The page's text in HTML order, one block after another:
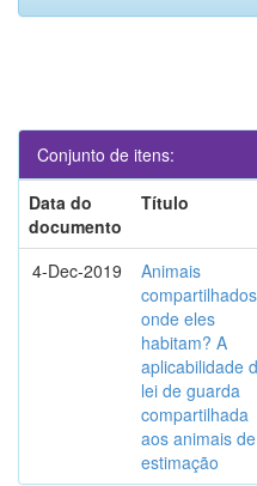
Conjunto de itens:
Data do
documento
Título
4-Dec-2019
Animais
onde eles
habitam? A
aplicabilidade
lei de guarda
compartilhada
aos animais de
estimação